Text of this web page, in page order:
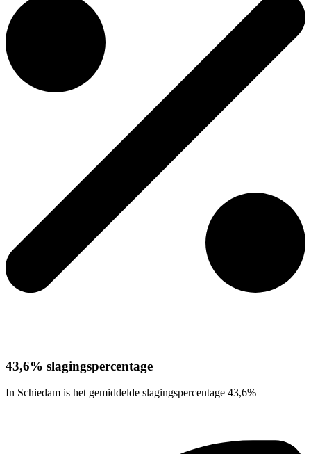
43,6% slagingspercentage
In Schiedam is het gemiddelde slagingspercentage 43,6%